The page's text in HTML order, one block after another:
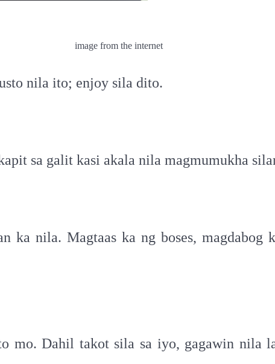
image from the internet
nila ito; enjoy sila dito.
sa galit kasi akala nila magmumukha
nila. Magtaas ka ng boses, magdabog
mo. Dahil takot sila sa iyo, gagawin nila